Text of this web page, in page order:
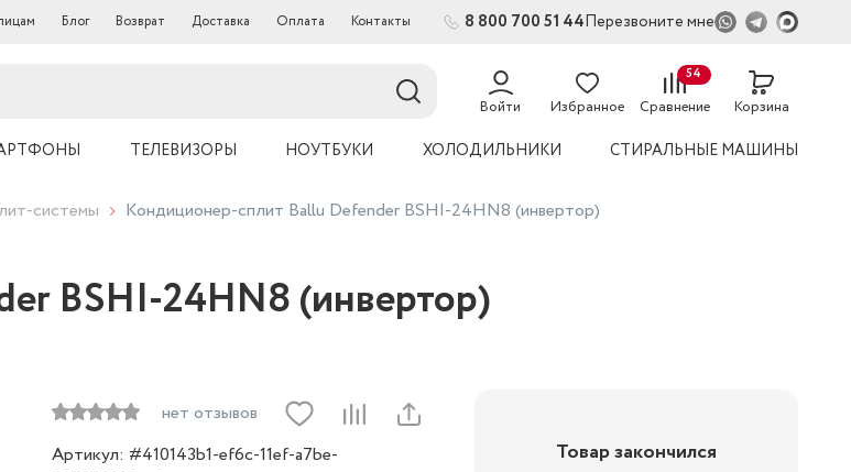
Блог Возврат Доставка Оплата Контакты 8 800 700 51 44Перезвоните мне
Войти Избранное Сравнение
54
Корзина
ТЕЛЕВИЗОРЫ НОУТБУКИ ХОЛОДИЛЬНИКИ СТИРАЛЬНЫЕ МАШИНЫ
системы Кондиционер-сплит Ballu Defender BSHI-24HN8 (инвертор)
BSHI-24HN8 (инвертор)
нет отзывов
Артикул: #410143b1-ef6c-11ef-a7be-
Товар закончился